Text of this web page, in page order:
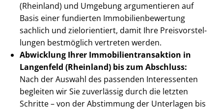
(Rheinland) und Umgebung argumentieren auf
Basis einer fundierten Im­mo­bi­li­en­be­wer­tung
sachlich und zielorientiert, damit Ihre Preis­vor­stel­
lun­gen bestmöglich vertreten werden.
Abwicklung Ihrer Im­mo­bi­li­en­trans­ak­ti­on in
Langenfeld (Rheinland) bis zum Abschluss:
Nach der Auswahl des passenden Interessenten
begleiten wir Sie zuverlässig durch die letzten
Schritte – von der Abstimmung der Unterlagen bis